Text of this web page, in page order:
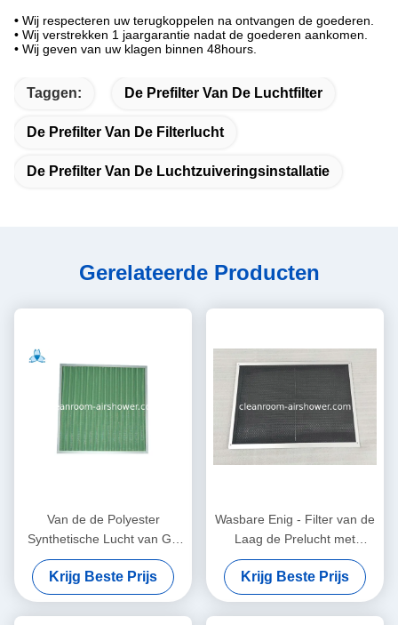
• Wij respecteren uw terugkoppelen na ontvangen de goederen.
• Wij verstrekken 1 jaargarantie nadat de goederen aankomen.
• Wij geven van uw klagen binnen 48hours.
Taggen: De Prefilter Van De Luchtfilter
De Prefilter Van De Filterlucht
De Prefilter Van De Luchtzuiveringsinstallatie
Gerelateerde Producten
Van de de Polyester
Synthetische Lucht van G3
G4 de Zuiveringsinstallatie
Prefilter, de Filtersysteem
Prefilters van de Vezelcomité
Geplooid Lucht
Krijg Beste Prijs
Wasbare Enig - Filter van de
Laag de Prelucht met
Aluminiumkader voor
Airconditioning
Krijg Beste Prijs